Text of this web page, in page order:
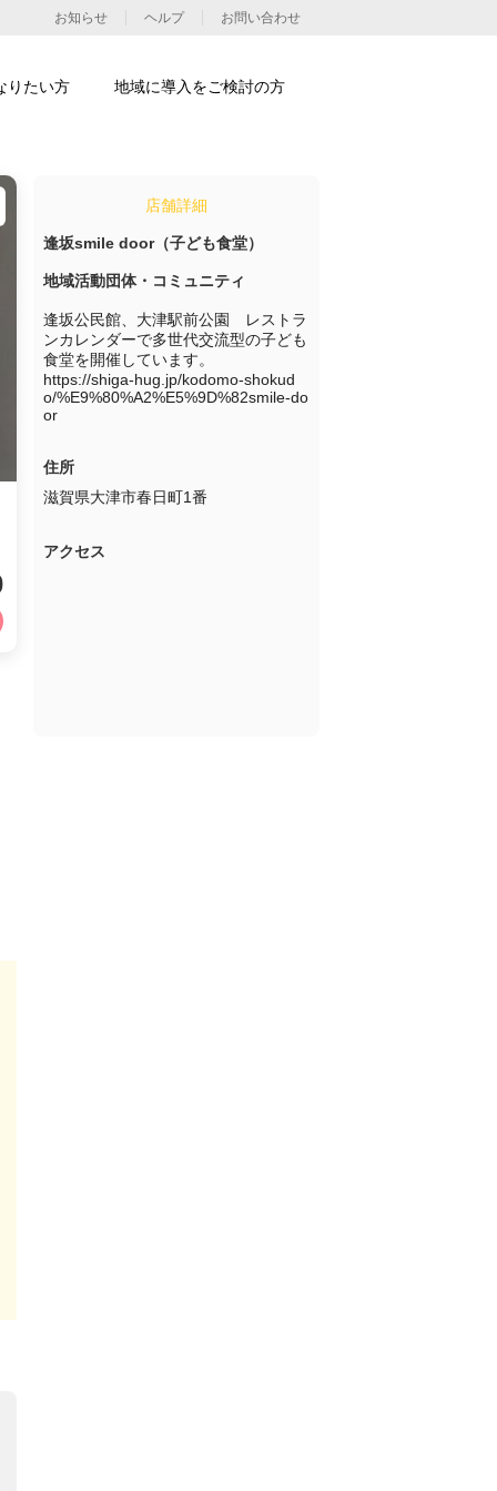
店舗詳細
逢坂smile door（子ども食堂）
地域活動団体・コミュニティ
逢坂公民館、大津駅前公園　レストラ
ンカレンダーで多世代交流型の子ども
食堂を開催しています。
https://shiga-hug.jp/kodomo-shokud
o/%E9%80%A2%E5%9D%82smile-do
or
住所
滋賀県大津市春日町1番
アクセス
お知らせ ヘルプ お問い合わせ
りたい方 地域に導入をご検討の方